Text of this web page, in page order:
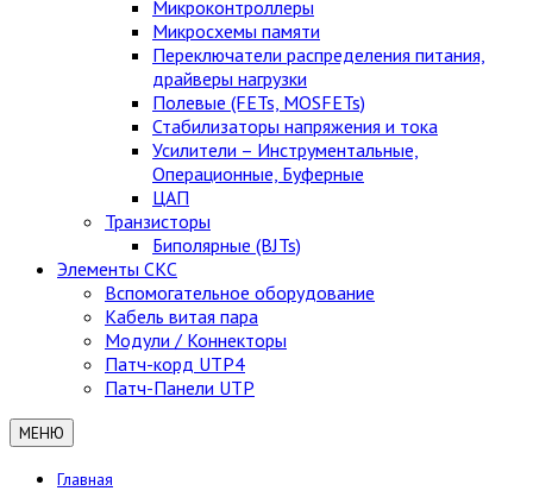
Микроконтроллеры
Микросхемы памяти
Переключатели распределения питания,
драйверы нагрузки
Полевые (FETs, MOSFETs)
Стабилизаторы напряжения и тока
Усилители – Инструментальные,
Операционные, Буферные
ЦАП
Транзисторы
Биполярные (BJTs)
Элементы СКС
Вспомогательное оборудование
Кабель витая пара
Модули / Коннекторы
Патч-корд UTP4
Патч-Панели UTP
МЕНЮ
Главная